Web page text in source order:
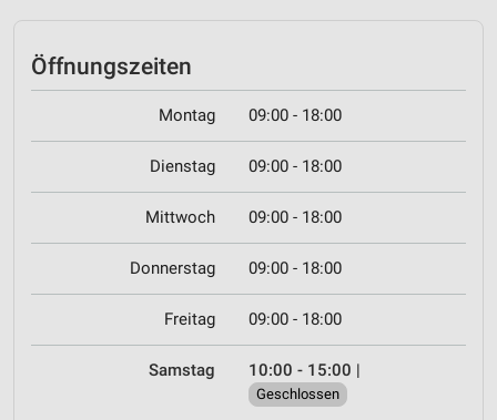
Öffnungszeiten
Montag 09:00 - 18:00
Dienstag 09:00 - 18:00
Mittwoch 09:00 - 18:00
Donnerstag 09:00 - 18:00
Freitag 09:00 - 18:00
Samstag 10:00 - 15:00 |
Geschlossen